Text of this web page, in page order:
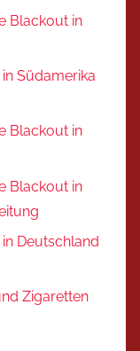
Blackout in
Südamerika
Blackout in
Blackout in
Deutschland
Zigaretten